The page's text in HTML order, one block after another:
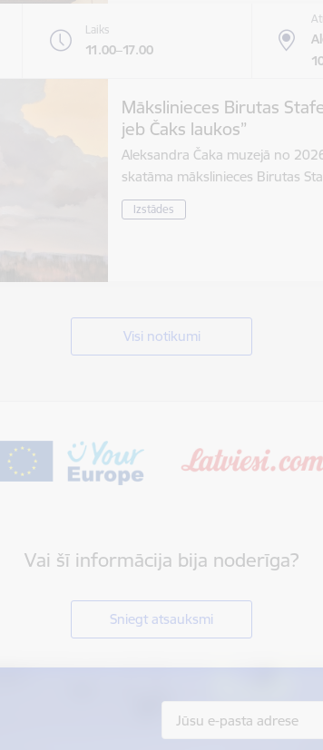
Laiks
11.00–17.00
Mākslinieces Birutas
jeb Čaks laukos”
Aleksandra Čaka muzejā no
skatāma mākslinieces Birutas
Izstādes
Visi notikumi
Vai šī informācija bija noderīga?
Sniegt atsauksmi